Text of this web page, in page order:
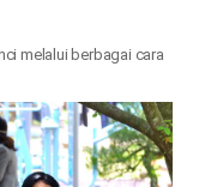
melalui berbagai cara​